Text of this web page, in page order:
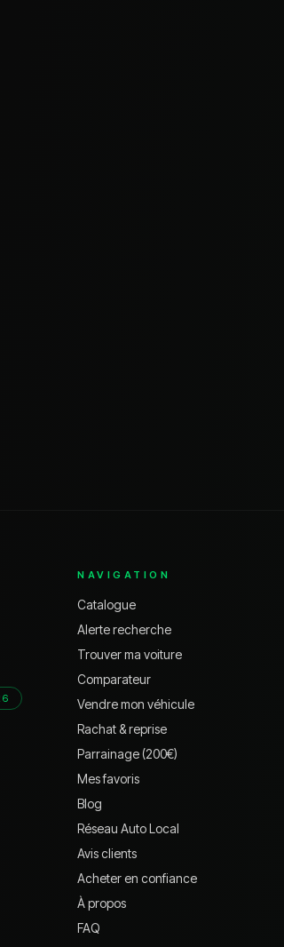
NAVIGATION
Catalogue
Alerte recherche
Trouver ma voiture
Comparateur
Vendre mon véhicule
Rachat & reprise
Parrainage (200€)
Mes favoris
Blog
Réseau Auto Local
Avis clients
Acheter en confiance
À propos
FAQ